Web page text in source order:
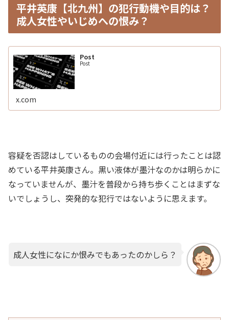
平井英康【北九州】の犯行動機や目的は？
成人女性やいじめへの恨み？
Post
Post
x.com
容疑を否認はしているものの会場付近には行ったことは認
めている平井英康さん。黒い液体が墨汁なのかは明らかに
なっていませんが、墨汁を普段から持ち歩くことはまずな
いでしょうし、突発的な犯行ではないように思えます。
成人女性になにか恨みでもあったのかしら？